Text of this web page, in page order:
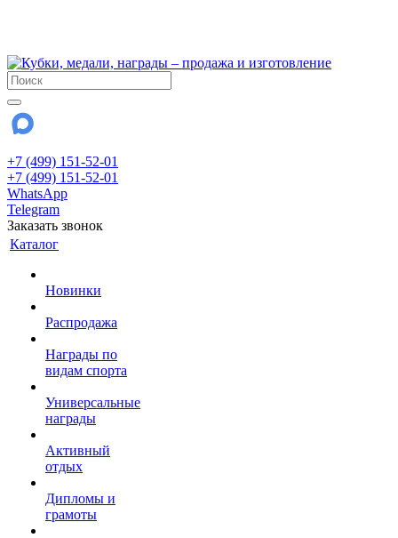
+7 (499) 151-52-01
+7 (499) 151-52-01
WhatsApp
Telegram
Заказать звонок
Каталог
Новинки
Распродажа
Награды по
видам спорта
Универсальные
награды
Активный
отдых
Дипломы и
грамоты